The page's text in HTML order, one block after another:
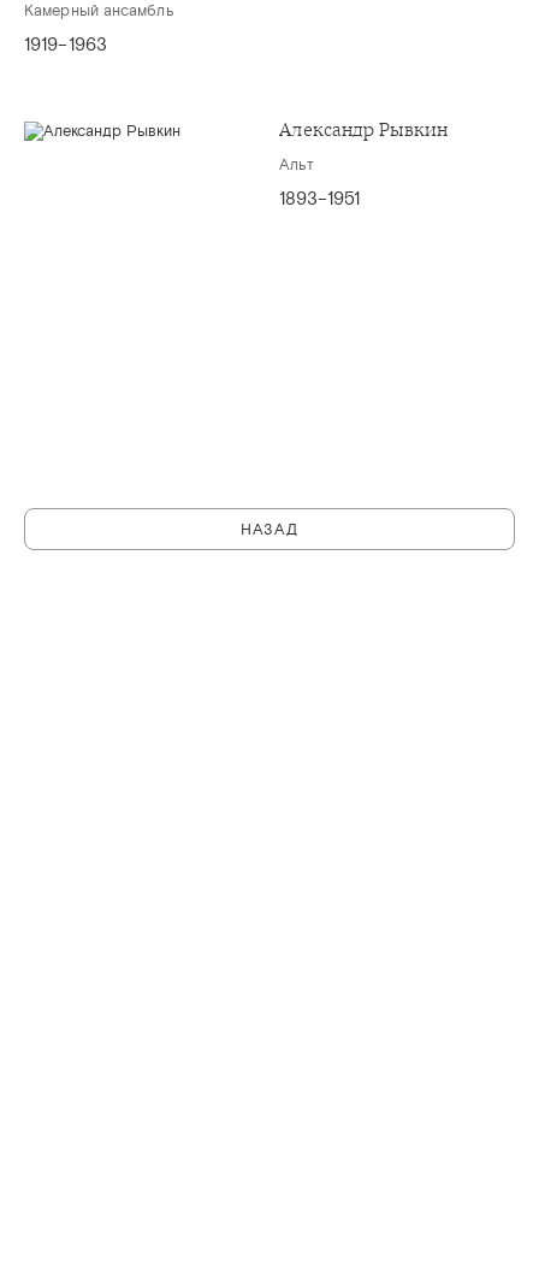
Камерный ансамбль
1919–1963
Александр Рывкин
Альт
1893–1951
НАЗАД